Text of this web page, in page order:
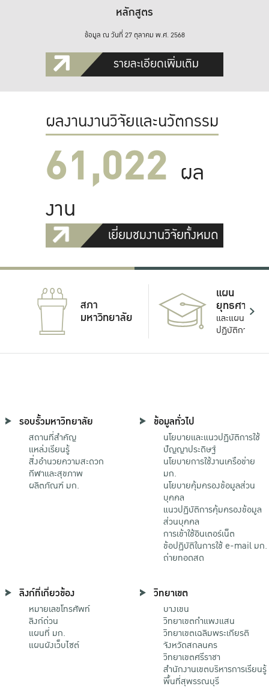
หลักสูตร
ข้อมูล ณ วันที่ 27 ตุลาคม พ.ศ. 2568
รายละเอียดเพิ่มเติม
ผลงานงานวิจัยและนวัตกรรม
61,022 ผล
งาน
เยี่ยมชมงานวิจัยทั้งหมด
สภา
มหาวิทยาลัย
แผน
ยุทธศาสตร์
และแผน
ปฏิบัติการ
รอบรั้วมหาวิทยาลัย
สถานที่สำคัญ
แหล่งเรียนรู้
สิ่งอำนวยความสะดวก
กีฬาและสุขภาพ
ผลิตภัณฑ์ มก.
ข้อมูลทั่วไป
นโยบายและแนวปฏิบัติการใช้
ปัญญาประดิษฐ์
นโยบายการใช้งานเครือข่าย
มก.
นโยบายคุ้มครองข้อมูลส่วน
บุคคล
แนวปฏิบัติการคุ้มครองข้อมูล
ส่วนบุคคล
การเข้าใช้อินเตอร์เน็ต
ข้อปฏิบัติในการใช้ e-mail มก.
ถ่ายทอดสด
ลิงก์ที่เกี่ยวข้อง
หมายเลขโทรศัพท์
ลิงก์ด่วน
แผนที่ มก.
แผนผังเว็บไซต์
วิทยาเขต
บางเขน
วิทยาเขตกําแพงแสน
วิทยาเขตเฉลิมพระเกียรติ
จังหวัดสกลนคร
วิทยาเขตศรีราชา
สำนักงานเขตบริหารการเรียนรู้
พื้นที่สุพรรณบุรี